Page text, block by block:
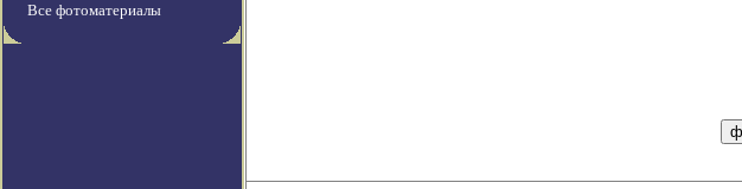
Все фотоматериалы